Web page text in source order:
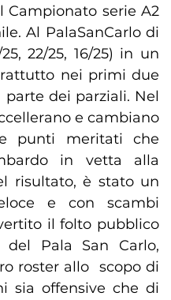
serie A2
Al PalaSanCarlo di
22/25, 16/25) in un
nei primi due
dei parziali. Nel
e cambiano
punti meritati che
in vetta alla
risultato, è stato un
e con scambi
il folto pubblico
Pala San Carlo,
roster allo scopo di
sia offensive che di